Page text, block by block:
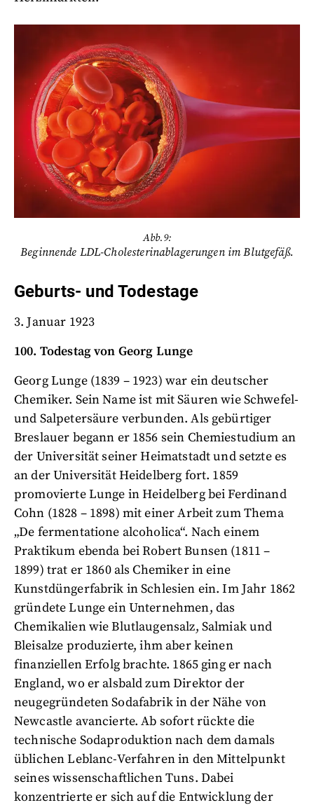
Abb.9:
Beginnende LDL-Cholesterinablagerungen im Blutgefäß.
Geburts- und Todestage
3. Januar 1923
100. Todestag von Georg Lunge
Georg Lunge (1839 – 1923) war ein deutscher
Chemiker. Sein Name ist mit Säuren wie Schwefel-
und Salpetersäure verbunden. Als gebürtiger
Breslauer begann er 1856 sein Chemiestudium an
der Universität seiner Heimatstadt und setzte es
an der Universität Heidelberg fort. 1859
promovierte Lunge in Heidelberg bei Ferdinand
Cohn (1828 – 1898) mit einer Arbeit zum Thema
„De fermentatione alcoholica“. Nach einem
Praktikum ebenda bei Robert Bunsen (1811 –
1899) trat er 1860 als Chemiker in eine
Kunstdüngerfabrik in Schlesien ein. Im Jahr 1862
gründete Lunge ein Unternehmen, das
Chemikalien wie Blutlaugensalz, Salmiak und
Bleisalze produzierte, ihm aber keinen
finanziellen Erfolg brachte. 1865 ging er nach
England, wo er alsbald zum Direktor der
neugegründeten Sodafabrik in der Nähe von
Newcastle avancierte. Ab sofort rückte die
technische Sodaproduktion nach dem damals
üblichen Leblanc-Verfahren in den Mittelpunkt
seines wissenschaftlichen Tuns. Dabei
konzentrierte er sich auf die Entwicklung der